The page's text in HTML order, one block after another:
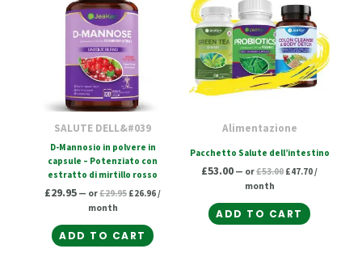
SALUTE DELL&#039
D-Mannosio in polvere in
capsule – Potenziato con
estratto di mirtillo rosso
£29.95 — or£29.95
£29.95.
£26.96/
month
ADD TO CART
Alimentazione
Pacchetto Salute dell’intestino
£53.00 — or£53.00
£53.00.
£47.70/
month
ADD TO CART